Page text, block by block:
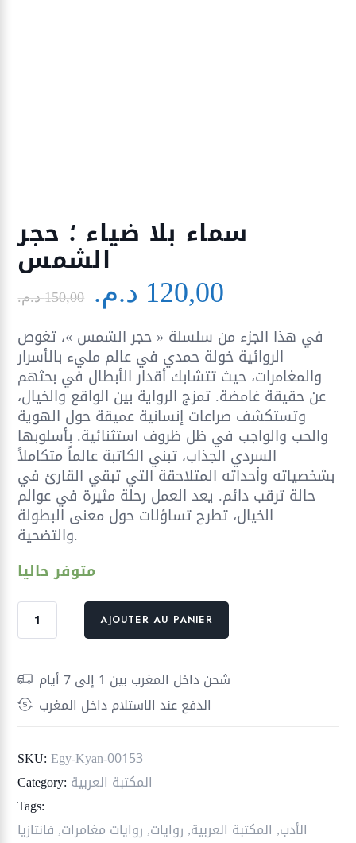
سماء بلا ضياء ؛ حجر
الشمس
150,00 د.م. Le
prix
initial
était : 150,00 د.م..
120,00 د.م.
actuel
est :
في هذا الجزء من سلسلة « حجر الشمس »، تغوص
الروائية خولة حمدي في عالم مليء بالأسرار
والمغامرات، حيث تتشابك أقدار الأبطال في بحثهم
عن حقيقة غامضة. تمزج الرواية بين الواقع والخيال،
وتستكشف صراعات إنسانية عميقة حول الهوية
والحب والواجب في ظل ظروف استثنائية. بأسلوبها
السردي الجذاب، تبني الكاتبة عالماً متكاملاً
بشخصياته وأحداثه المتلاحقة التي تبقي القارئ في
حالة ترقب دائم. يعد العمل رحلة مثيرة في عوالم
الخيال، تطرح تساؤلات حول معنى البطولة
والتضحية.
متوفر حاليا
quantité
بلا
ضياء
؛
الشمس
AJOUTER AU PANIER
شحن داخل المغرب بين 1 إلى 7 أيام
الدفع عند الاستلام داخل المغرب
SKU: Egy-Kyan-00153
Category: المكتبة العربية
Tags:
الأدب, المكتبة العربية,روايات,روايات مغامرات,فانتازيا